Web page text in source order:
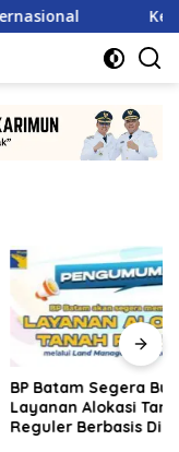
Keluhan
Segera Buka
Alokasi Tanah
Berbasis Digital